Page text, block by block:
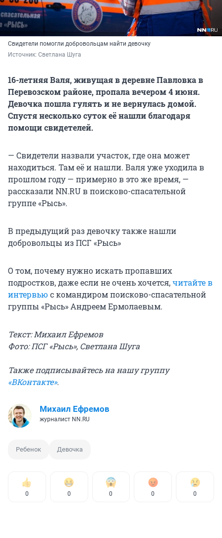
Свидетели помогли добровольцам найти девочку
Источник: Светлана Шуга
16-летняя Валя, живущая в деревне Павловка в
Перевозском районе, пропала вечером 4 июня.
Девочка пошла гулять и не вернулась домой.
Спустя несколько суток её нашли благодаря
помощи свидетелей.
— Свидетели назвали участок, где она может
находиться. Там её и нашли. Валя уже уходила в
прошлом году — примерно в это же время, —
рассказали NN.RU в поисково-спасательной
группе «Рысь».
В предыдущий раз девочку также нашли
добровольцы из ПСГ «Рысь»
О том, почему нужно искать пропавших
подростков, даже если не очень хочется,читайте в
интервью с командиром поисково-спасательной
группы «Рысь» Андреем Ермолаевым.
Текст: Михаил Ефремов
Фото: ПСГ «Рысь», Светлана Шуга
Также подписывайтесь на нашу группу
«ВКонтакте».
Михаил Ефремов
журналист NN.RU
Ребенок Девочка
0 0 0 0 0